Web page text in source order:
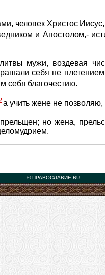
человек Христос Иисус,
и Апостолом,-
мужи, воздевая
себя не плетением
себя благочестию.
а учить жене не
но жена,
© ПРАВОСЛАВИЕ.RU